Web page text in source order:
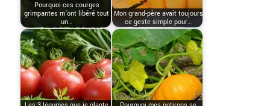
Pourquoi ces courges
grimpantes m’ont libéré tout
un…
Mon grand-père avait toujours
ce geste simple pour…